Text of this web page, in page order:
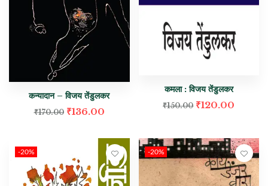
कन्यादान – विजय तेंडुलकर
₹170.00 ₹136.00
कमला : विजय तेंडुलकर
₹150.00 ₹120.00
-20% -20%